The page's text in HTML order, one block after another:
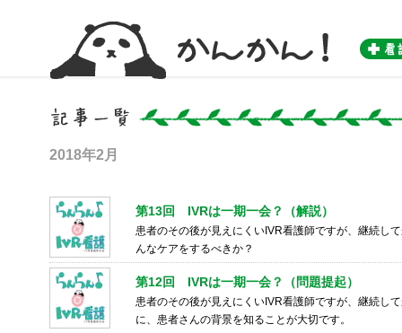
2018年2月
第13回 IVRは一期一会？（解説）
患者のその後が見えにくいIVR看護師ですが、継続し
んなケアをするべきか？
第12回 IVRは一期一会？（問題提起）
患者のその後が見えにくいIVR看護師ですが、継続し
に、患者さんの背景を知ることが大切です。